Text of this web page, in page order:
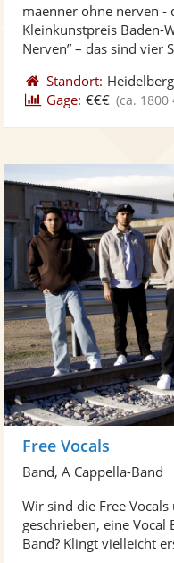
maenner ohne nerven -
Kleinkunstpreis Baden-
Nerven” – das sind vier
Standort: Heidelberg
Gage: €€€ (ca.
Free Vocals
Band, A Cappella-Band
Wir sind die Free
geschrieben, eine Vocal
Band? Klingt vielleicht